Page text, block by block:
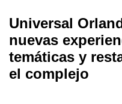
Universal
nuevas
temáticas y
el complejo